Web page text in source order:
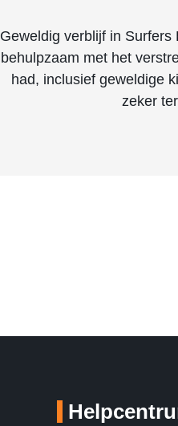
Geweldig verblijf in
behulpzaam met het
had, inclusief geweldige
zeker